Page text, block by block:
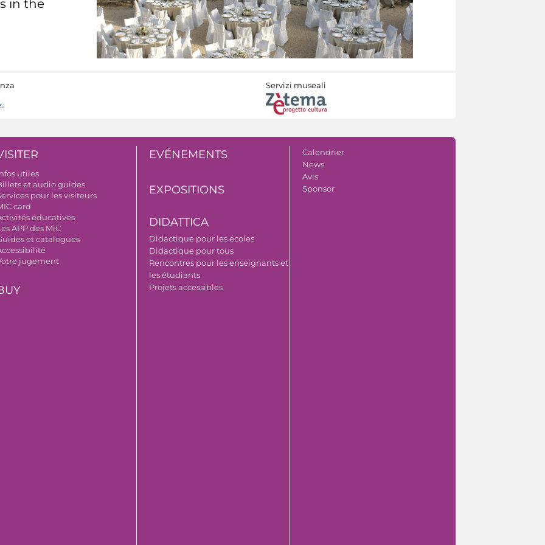
in the
Servizi museali
utiles
et audio guides
pour les visiteurs
card
éducatives
APP des MiC
et catalogues
jugement
EVÉNEMENTS
EXPOSITIONS
DIDATTICA
Didactique pour les écoles
Didactique pour tous
Rencontres pour les enseignants et
les étudiants
Projets accessibles
Calendrier
News
Avis
Sponsor